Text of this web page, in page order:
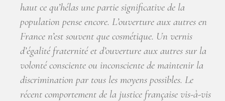
haut ce qu’hélas une partie significative de la
population pense encore. L’ouverture aux autres en
France n’est souvent que cosmétique. Un vernis
d’égalité fraternité et d’ouverture aux autres sur la
volonté consciente ou inconsciente de maintenir la
discrimination par tous les moyens possibles. Le
récent comportement de la justice française vis-à-vis